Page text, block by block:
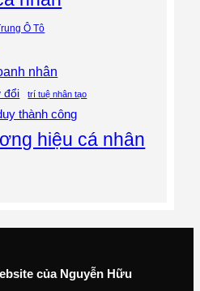
Ô Tô
nhân
đổi trí tuệ nhân tạo
thành công
hiệu cá nhân
của Nguyễn Hữu